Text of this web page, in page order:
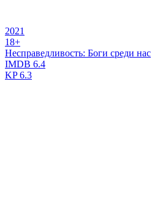
2021
18+
Несправедливость: Боги среди нас
IMDB 6.4
KP6.3